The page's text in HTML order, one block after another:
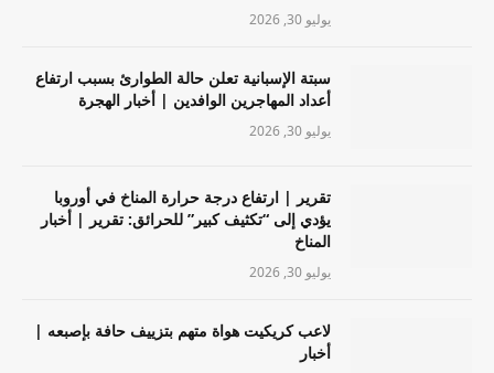
يوليو 30, 2026
سبتة الإسبانية تعلن حالة الطوارئ بسبب ارتفاع
أعداد المهاجرين الوافدين | أخبار الهجرة
يوليو 30, 2026
تقرير | ارتفاع درجة حرارة المناخ في أوروبا
يؤدي إلى “تكثيف كبير” للحرائق: تقرير | أخبار
المناخ
يوليو 30, 2026
لاعب كريكيت هواة متهم بتزييف حافة بإصبعه |
أخبار